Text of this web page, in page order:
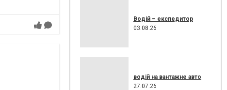
Водій – експедитор
03.08.26
водій на вантажне авто
27.07.26